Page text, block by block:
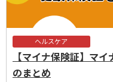
ヘルスケア
【マイナ保険証】マ
のまとめ